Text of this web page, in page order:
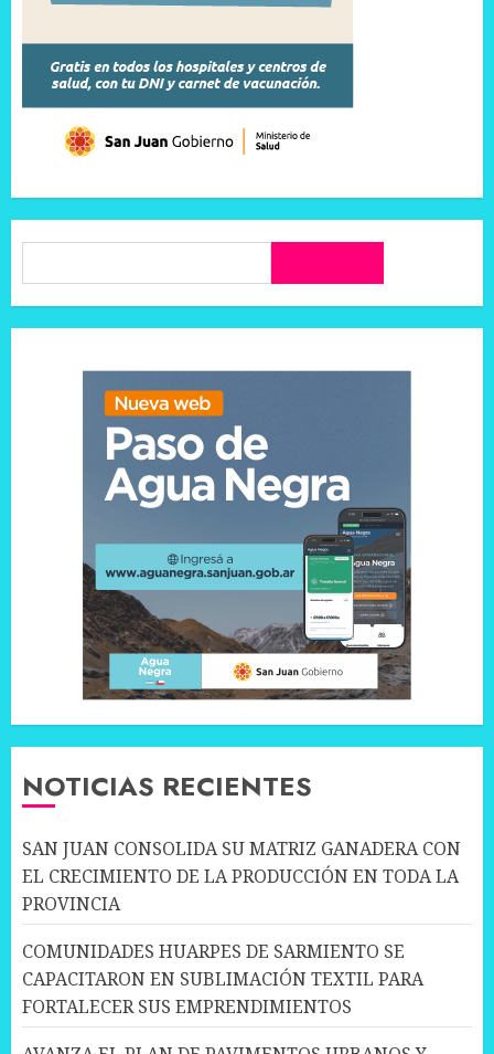
NOTICIAS RECIENTES
SAN JUAN CONSOLIDA SU MATRIZ GANADERA CON
EL CRECIMIENTO DE LA PRODUCCIÓN EN TODA LA
PROVINCIA
COMUNIDADES HUARPES DE SARMIENTO SE
CAPACITARON EN SUBLIMACIÓN TEXTIL PARA
FORTALECER SUS EMPRENDIMIENTOS